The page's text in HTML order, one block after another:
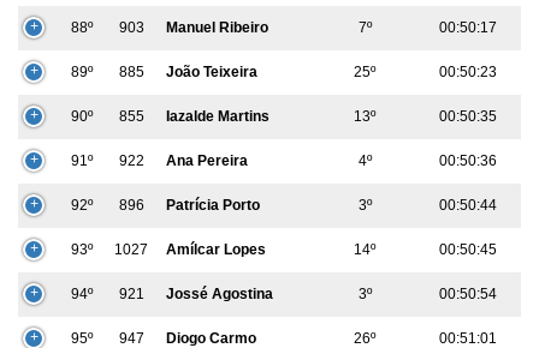
88º 903 Manuel Ribeiro 7º 00:50:17
89º 885 João Teixeira 25º 00:50:23
90º 855 Iazalde Martins 13º 00:50:35
91º 922 Ana Pereira 4º 00:50:36
92º 896 Patrícia Porto 3º 00:50:44
93º 1027 Amílcar Lopes 14º 00:50:45
94º 921 Jossé Agostina 3º 00:50:54
95º 947 Diogo Carmo 26º 00:51:01